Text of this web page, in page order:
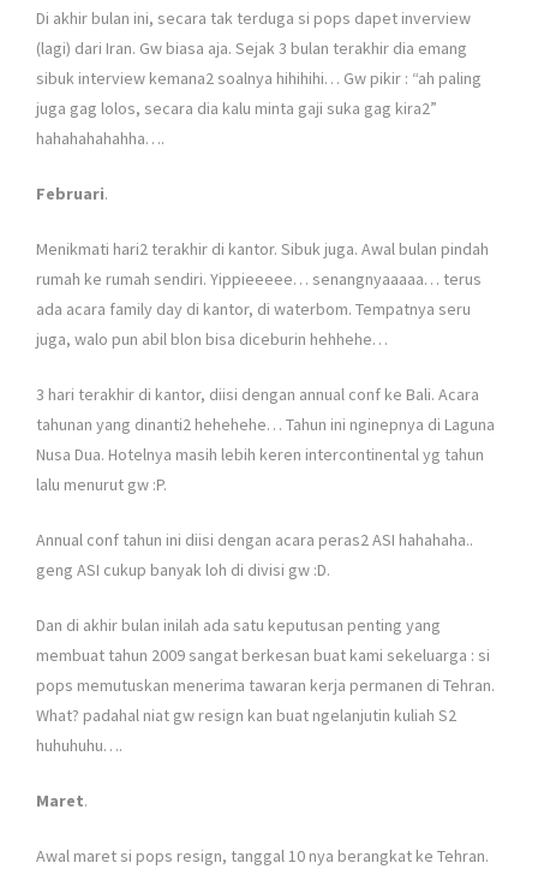
Di akhir bulan ini, secara tak terduga si pops dapet inverview
(lagi) dari Iran. Gw biasa aja. Sejak 3 bulan terakhir dia emang
sibuk interview kemana2 soalnya hihihihi… Gw pikir : “ah paling
juga gag lolos, secara dia kalu minta gaji suka gag kira2”
hahahahahahha….
Februari.
Menikmati hari2 terakhir di kantor. Sibuk juga. Awal bulan pindah
rumah ke rumah sendiri. Yippieeeee… senangnyaaaaa… terus
ada acara family day di kantor, di waterbom. Tempatnya seru
juga, walo pun abil blon bisa diceburin hehhehe…
3 hari terakhir di kantor, diisi dengan annual conf ke Bali. Acara
tahunan yang dinanti2 hehehehe… Tahun ini nginepnya di Laguna
Nusa Dua. Hotelnya masih lebih keren intercontinental yg tahun
lalu menurut gw :P.
Annual conf tahun ini diisi dengan acara peras2 ASI hahahaha..
geng ASI cukup banyak loh di divisi gw :D.
Dan di akhir bulan inilah ada satu keputusan penting yang
membuat tahun 2009 sangat berkesan buat kami sekeluarga : si
pops memutuskan menerima tawaran kerja permanen di Tehran.
What? padahal niat gw resign kan buat ngelanjutin kuliah S2
huhuhuhu….
Maret.
Awal maret si pops resign, tanggal 10 nya berangkat ke Tehran.